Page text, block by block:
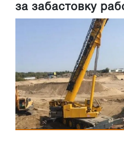
за забастовку